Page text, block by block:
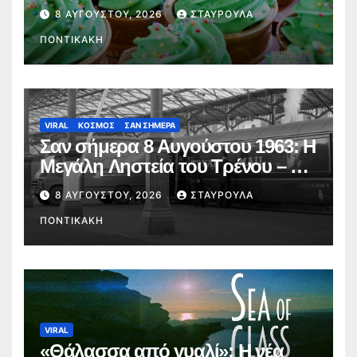
8 ΑΥΓΟΎΣΤΟΥ, 2026 ΣΤΑΥΡΟΎΛΑ
ΠΟΝΤΙΚΆΚΗ
VIRAL ΚΟΣΜΟΣ ΣΑΝ ΣΗΜΕΡΑ
Σαν σήμερα 8 Αυγούστου 1963: Η
Μεγάλη Ληστεία του Τρένου – Το
ψεύτικο σήμα, το Monopoly και
τα 2,6 εκατ. λίρες
8 ΑΥΓΟΎΣΤΟΥ, 2026 ΣΤΑΥΡΟΎΛΑ
ΠΟΝΤΙΚΆΚΗ
VIRAL
«Θάλασσα από γυαλί»: Η νέα